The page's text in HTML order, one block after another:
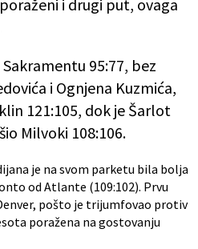
i drugi put, ovaga
95:77, bez
i Ognjena Kuzmića,
121:105, dok je Šarlot
Milvoki 108:106.
je na svom parketu bila bolja
od Atlante (109:102). Prvu
pošto je trijumfovao protiv
poražena na gostovanju